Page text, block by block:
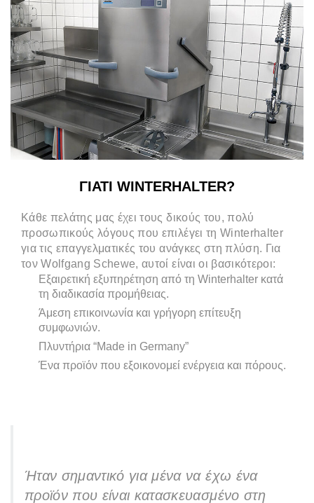
ΓΙΑΤΙ WINTERHALTER?
Κάθε πελάτης μας έχει τους δικούς του, πολύ
προσωπικούς λόγους που επιλέγει τη Winterhalter
για τις επαγγελματικές του ανάγκες στη πλύση. Για
τον Wolfgang Schewe, αυτοί είναι οι βασικότεροι:
Εξαιρετική εξυπηρέτηση από τη Winterhalter κατά
τη διαδικασία προμήθειας.
Άμεση επικοινωνία και γρήγορη επίτευξη
συμφωνιών.
Πλυντήρια “Made in Germany”
Ένα προϊόν που εξοικονομεί ενέργεια και πόρους.
Ήταν σημαντικό για μένα να έχω ένα
προϊόν που είναι κατασκευασμένο στη